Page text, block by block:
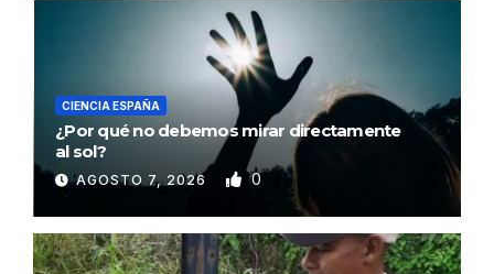
CIENCIA ESPAÑA
¿Por qué no debemos mirar directamente
al sol?
AGOSTO 7, 2026 0